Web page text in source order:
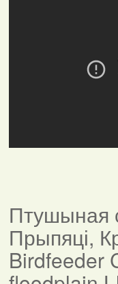
Птушыная
Прыпяці,
Birdfeeder